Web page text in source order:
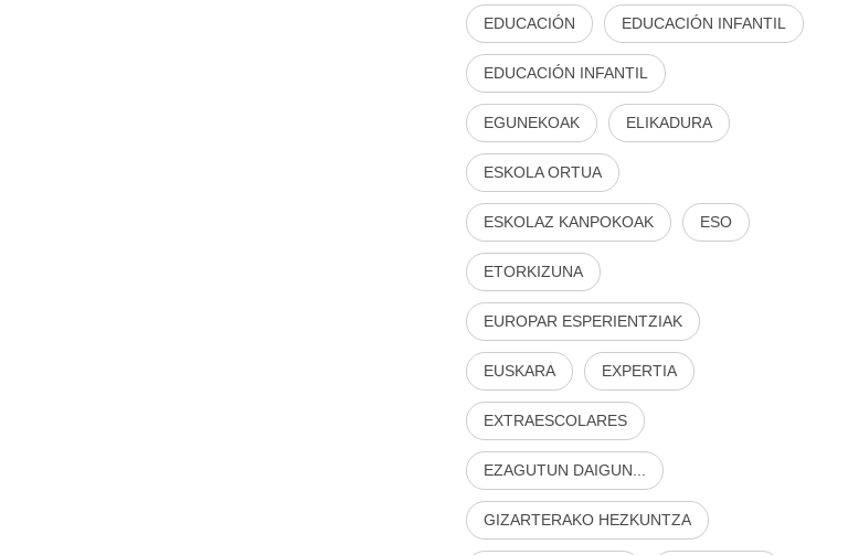
EDUCACIÓN EDUCACIÓN INFANTIL
EDUCACIÓN INFANTIL
EGUNEKOAK ELIKADURA
ESKOLA ORTUA
ESKOLAZ KANPOKOAK ESO
ETORKIZUNA
EUROPAR ESPERIENTZIAK
EUSKARA EXPERTIA
EXTRAESCOLARES
EZAGUTUN DAIGUN...
GIZARTERAKO HEZKUNTZA